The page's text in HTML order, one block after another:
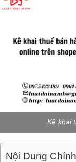
Kê khai
Nội Dung Chính